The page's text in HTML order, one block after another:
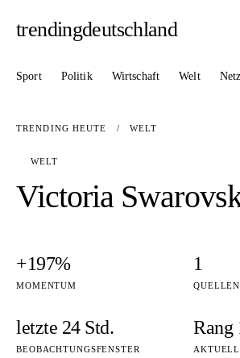
trendingdeutschland
Sport Politik Wirtschaft Welt
TRENDING HEUTE / WELT
WELT
Victoria
+197%
MOMENTUM
1
QUELLEN
letzte 24 Std.
BEOBACHTUNGSFENSTER
Rang